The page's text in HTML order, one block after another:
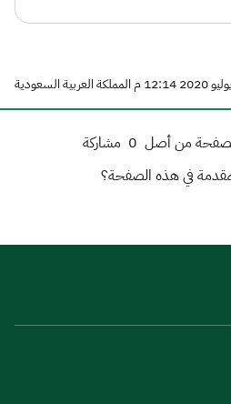
من أصل 0 مشاركة
في هذه الصفحة؟